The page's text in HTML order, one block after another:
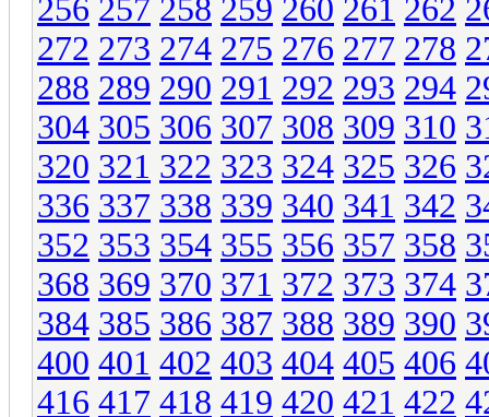
256 257 258 259 260 261 262
272 273 274 275 276 277 278
288 289 290 291 292 293 294
304 305 306 307 308 309 310
320 321 322 323 324 325 326
336 337 338 339 340 341 342
352 353 354 355 356 357 358
368 369 370 371 372 373 374
384 385 386 387 388 389 390
400 401 402 403 404 405 406
416 417 418 419 420 421 422